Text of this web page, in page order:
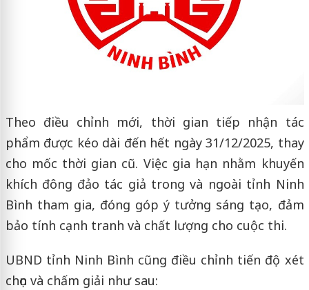
Theo điều chỉnh mới, thời gian tiếp nhận tác
phẩm được kéo dài đến hết ngày 31/12/2025, thay
cho mốc thời gian cũ. Việc gia hạn nhằm khuyến
khích đông đảo tác giả trong và ngoài tỉnh Ninh
Bình tham gia, đóng góp ý tưởng sáng tạo, đảm
bảo tính cạnh tranh và chất lượng cho cuộc thi.
UBND tỉnh Ninh Bình cũng điều chỉnh tiến độ xét
chọn và chấm giải như sau: